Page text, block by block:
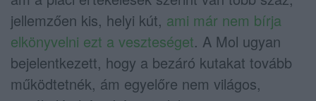
jellemzően kis, helyi kút, ami már nem bírja
elkönyvelni ezt a veszteséget. A Mol ugyan
bejelentkezett, hogy a bezáró kutakat tovább
működtetnék, ám egyelőre nem világos,